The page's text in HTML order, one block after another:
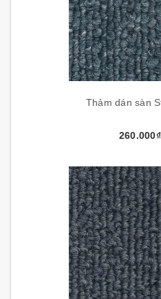
Thảm dán sàn